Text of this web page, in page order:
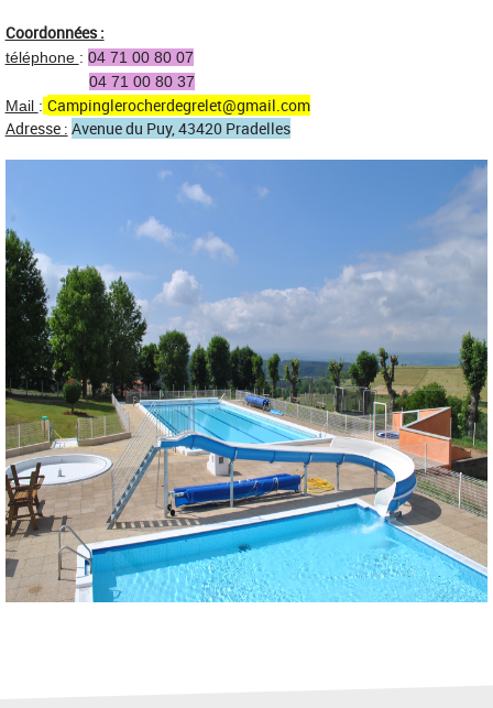
Coordonnées :
téléphone : 04 71 00 80 07
04 71 00 80 37
Mail : Campinglerocherdegrelet@gmail.com
Adresse : Avenue du Puy, 43420 Pradelles